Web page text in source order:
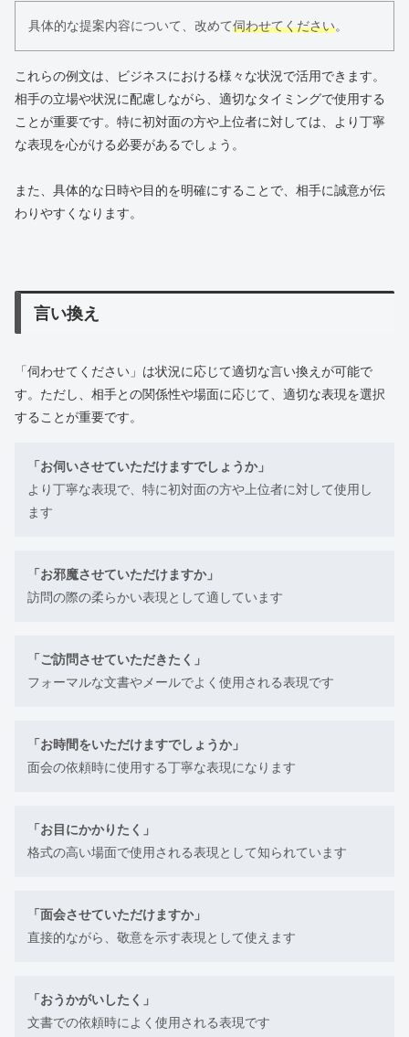
具体的な提案内容について、改めて伺わせてください。
これらの例文は、ビジネスにおける様々な状況で活用できます。
相手の立場や状況に配慮しながら、適切なタイミングで使用する
ことが重要です。特に初対面の方や上位者に対しては、より丁寧
な表現を心がける必要があるでしょう。
また、具体的な日時や目的を明確にすることで、相手に誠意が伝
わりやすくなります。
言い換え
「伺わせてください」は状況に応じて適切な言い換えが可能で
す。ただし、相手との関係性や場面に応じて、適切な表現を選択
することが重要です。
「お伺いさせていただけますでしょうか」
より丁寧な表現で、特に初対面の方や上位者に対して使用し
ます
「お邪魔させていただけますか」
訪問の際の柔らかい表現として適しています
「ご訪問させていただきたく」
フォーマルな文書やメールでよく使用される表現です
「お時間をいただけますでしょうか」
面会の依頼時に使用する丁寧な表現になります
「お目にかかりたく」
格式の高い場面で使用される表現として知られています
「面会させていただけますか」
直接的ながら、敬意を示す表現として使えます
「おうかがいしたく」
文書での依頼時によく使用される表現です